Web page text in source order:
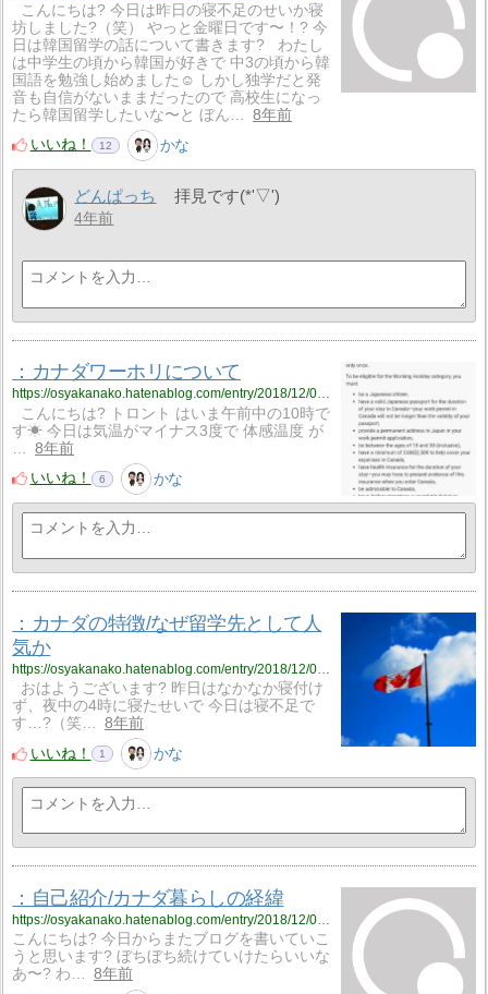
こんにちは? 今日は昨日の寝不足のせいか寝
坊しました?（笑） やっと金曜日です〜！? 今
日は韓国留学の話について書きます? わたし
は中学生の頃から韓国が好きで 中3の頃から韓
国語を勉強し始めました☺️ しかし独学だと発
音も自信がないままだったので 高校生になっ
たら韓国留学したいな〜と ぼん…
8年前
いいね！
12 かな
どんぱっち 拝見です(*'▽')
4年前
：カナダワーホリについて
https://osyakanako.hatenablog.com/entry/2018/12/05/011042
こんにちは? トロント はいま午前中の10時で
す☀ 今日は気温がマイナス3度で 体感温度 が
8年前
いいね！
6 かな
：カナダの特徴/なぜ留学先として人
気か
おはようございます? 昨日はなかなか寝付け
ず、夜中の4時に寝たせいで 今日は寝不足で
す…?（笑…
8年前
いいね！
1 かな
：自己紹介/カナダ暮らしの経緯
こんにちは? 今日からまたブログを書いていこ
うと思います? ぼちぼち続けていけたらいいな
あ〜? わ…
8年前